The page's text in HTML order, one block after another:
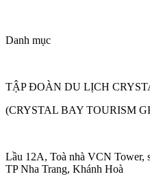
Danh mục
TẬP ĐOÀN DU LỊCH
(CRYSTAL BAY TOURISM
Lầu 12A, Toà nhà VCN Tower,
TP Nha Trang, Khánh Hoà